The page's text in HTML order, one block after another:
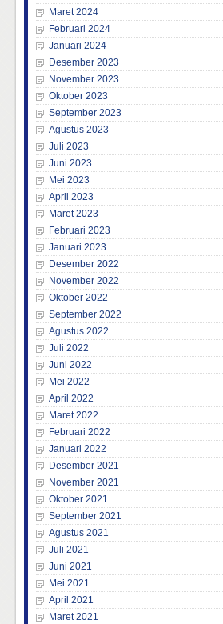
Maret 2024
Februari 2024
Januari 2024
Desember 2023
November 2023
Oktober 2023
September 2023
Agustus 2023
Juli 2023
Juni 2023
Mei 2023
April 2023
Maret 2023
Februari 2023
Januari 2023
Desember 2022
November 2022
Oktober 2022
September 2022
Agustus 2022
Juli 2022
Juni 2022
Mei 2022
April 2022
Maret 2022
Februari 2022
Januari 2022
Desember 2021
November 2021
Oktober 2021
September 2021
Agustus 2021
Juli 2021
Juni 2021
Mei 2021
April 2021
Maret 2021